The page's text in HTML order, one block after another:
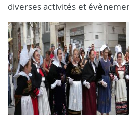
diverses activités et